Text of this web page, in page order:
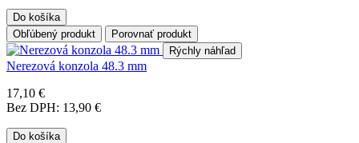
Do košíka
Obľúbený produkt
Porovnať produkt
Rýchly náhľad
Nerezová konzola 48.3 mm
17,10 €
Bez DPH: 13,90 €
Do košíka